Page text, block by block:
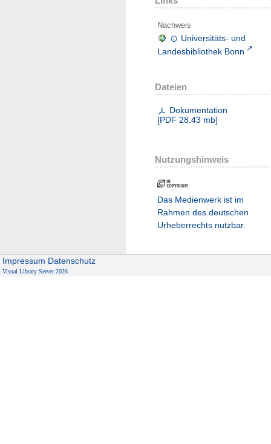
Nachweis
Universitäts- und
Landesbibliothek Bonn
Dateien
Dokumentation
[PDF 28.43 mb]
Nutzungshinweis
Das Medienwerk ist im
Rahmen des deutschen
Urheberrechts nutzbar.
Impressum Datenschutz
Visual Library Server 2026